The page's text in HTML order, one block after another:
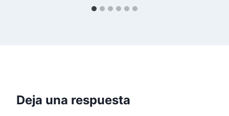
Deja una respuesta